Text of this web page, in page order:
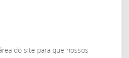
do site para que nossos